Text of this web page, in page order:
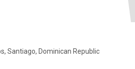
Santiago, Dominican Republic